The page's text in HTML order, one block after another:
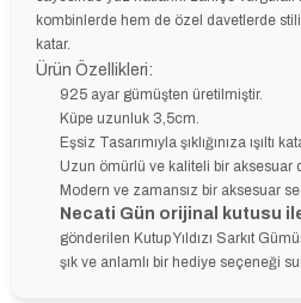
kombinlerde hem de özel davetlerde
katar.
Ürün Özellikleri:
925 ayar gümüşten üretilmiştir.
Küpe uzunluk 3,5cm.
Eşsiz Tasarımıyla şıklığınıza ışıltı
Uzun ömürlü ve kaliteli bir aksesuar
Modern ve zamansız bir aksesuar
Necati Gün orijinal kutusu
gönderilen Kutup Yıldızı Sarkıt
şık ve anlamlı bir hediye seçeneği